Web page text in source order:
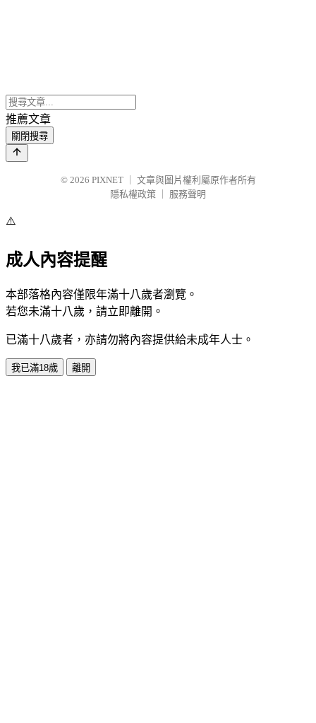
推薦文章
關閉搜尋
© 2026 PIXNET
文章與圖片權利屬原作者所有
隱私權政策
服務聲明
⚠️
成人內容提醒
本部落格內容僅限年滿十八歲者瀏覽。
若您未滿十八歲，請立即離開。
已滿十八歲者，亦請勿將內容提供給未成年人士。
我已滿18歲 離開